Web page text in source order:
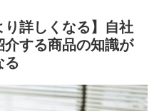
り詳しくなる】自社
介する商品の知識が
る